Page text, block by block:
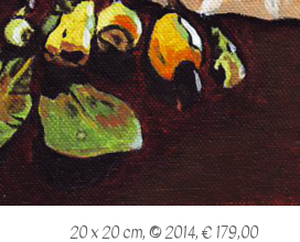
20 x 20 cm, © 2014, € 179,00